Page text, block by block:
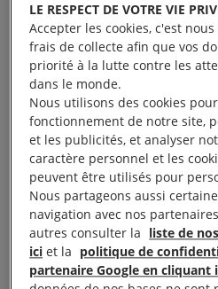
cours de manifestations
Guatemala, Pérou et
violé le droit de grève ;
collective et 74% le droit de
Des travailleur·ses ont été
détention dans 50% des
A la fin des années 1990, à
syndicalistes membres
Syndicats est créée afin de
s’inscrivent dans 3 des 4
LE RESPECT DE VOTRE VIE
Accepter les cookies, c'est
frais de collecte afin que vos
priorité à la lutte contre les
dans le monde.
Nous utilisons des cookies
fonctionnement de notre site,
et les publicités, et analyser
caractère personnel et les
peuvent être utilisés pour
Nous partageons aussi
navigation avec nos
autres consulter la liste de
ici et la politique de
partenaire Google en cliquant